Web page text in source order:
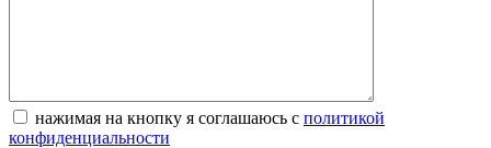
нажимая на кнопку я соглашаюсь с политикой
конфиденциальности